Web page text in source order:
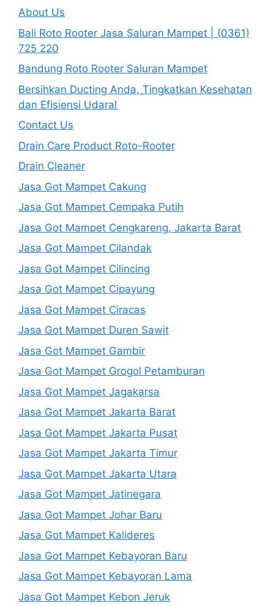
About Us
Bali Roto Rooter Jasa Saluran Mampet | (0361)
725 220
Bandung Roto Rooter Saluran Mampet
Bersihkan Ducting Anda, Tingkatkan Kesehatan
dan Efisiensi Udara!
Contact Us
Drain Care Product Roto-Rooter
Drain Cleaner
Jasa Got Mampet Cakung
Jasa Got Mampet Cempaka Putih
Jasa Got Mampet Cengkareng, Jakarta Barat
Jasa Got Mampet Cilandak
Jasa Got Mampet Cilincing
Jasa Got Mampet Cipayung
Jasa Got Mampet Ciracas
Jasa Got Mampet Duren Sawit
Jasa Got Mampet Gambir
Jasa Got Mampet Grogol Petamburan
Jasa Got Mampet Jagakarsa
Jasa Got Mampet Jakarta Barat
Jasa Got Mampet Jakarta Pusat
Jasa Got Mampet Jakarta Timur
Jasa Got Mampet Jakarta Utara
Jasa Got Mampet Jatinegara
Jasa Got Mampet Johar Baru
Jasa Got Mampet Kalideres
Jasa Got Mampet Kebayoran Baru
Jasa Got Mampet Kebayoran Lama
Jasa Got Mampet Kebon Jeruk